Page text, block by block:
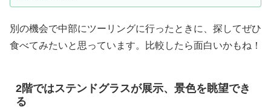
別の機会で中部にツーリングに行ったときに、探してぜひ
食べてみたいと思っています。比較したら面白いかもね！
2階ではステンドグラスが展示、景色を眺望でき
る